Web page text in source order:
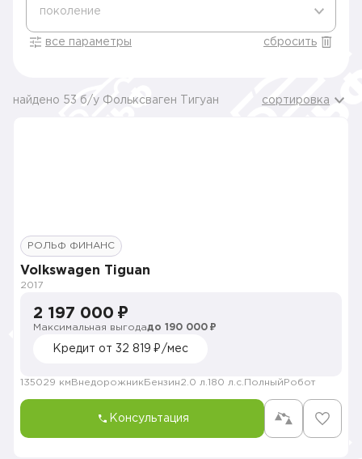
поколение
все параметры сбросить
найдено 53 б/у Фольксваген Тигуан сортировка
РОЛЬФ ФИНАНС
Volkswagen Tiguan
2017
2 197 000 ₽
Максимальная выгодадо 190 000 ₽
Кредит от 32 819 ₽/мес
135029 км Внедорожник Бензин2.0 л. 180 л.с. Полный Робот
Консультация